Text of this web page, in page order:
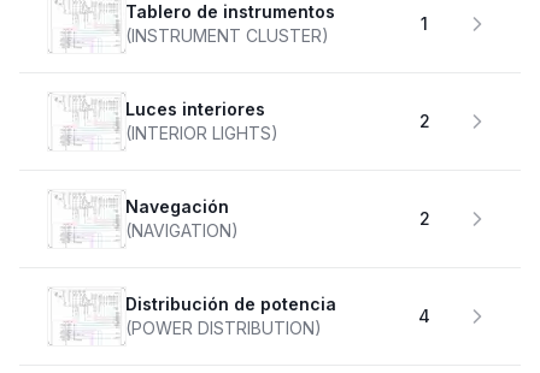
Tablero de instrumentos
(INSTRUMENT CLUSTER)
1
Luces interiores
(INTERIOR LIGHTS)
2
Navegación
(NAVIGATION)
2
Distribución de potencia
(POWER DISTRIBUTION)
4